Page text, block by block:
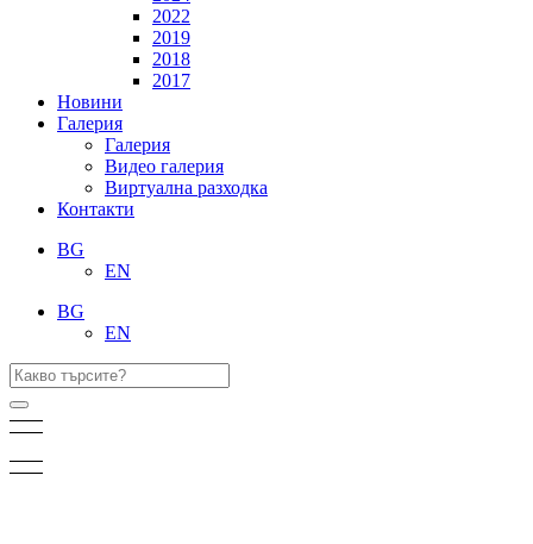
2022
2019
2018
2017
Новини
Галерия
Галерия
Видео галерия
Виртуална разходка
Контакти
BG
EN
BG
EN